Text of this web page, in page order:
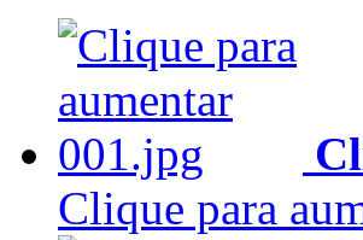
Clique para